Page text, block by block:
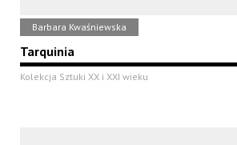
Barbara Kwaśniewska
Tarquinia
Kolekcja Sztuki XX i XXI wieku